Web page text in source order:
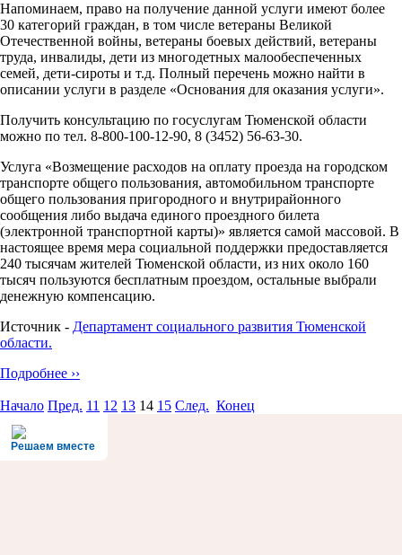
Напоминаем, право на получение данной услуги имеют более
30 категорий граждан, в том числе ветераны Великой
Отечественной войны, ветераны боевых действий, ветераны
труда, инвалиды, дети из многодетных малообеспеченных
семей, дети-сироты и т.д. Полный перечень можно найти в
описании услуги в разделе «Основания для оказания услуги».
Получить консультацию по госуслугам Тюменской области
можно по тел. 8-800-100-12-90, 8 (3452) 56-63-30.
Услуга «Возмещение расходов на оплату проезда на городском
транспорте общего пользования, автомобильном транспорте
общего пользования пригородного и внутрирайонного
сообщения либо выдача единого проездного билета
(электронной транспортной карты)» является самой массовой. В
настоящее время мера социальной поддержки предоставляется
240 тысячам жителей Тюменской области, из них около 160
тысяч пользуются бесплатным проездом, остальные выбрали
денежную компенсацию.
Источник - Департамент социального развития Тюменской
области.
Подробнее ››
Начало Пред. 11 12 13 14 15 След. Конец
Решаем вместе